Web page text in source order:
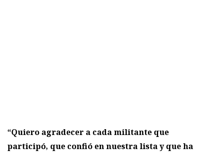
“Quiero agradecer a cada militante que
participó, que confió en nuestra lista y que ha